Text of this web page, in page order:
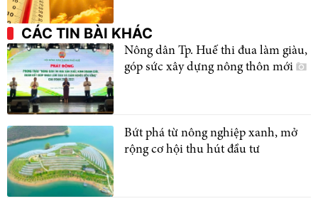
CÁC TIN BÀI KHÁC
Nông dân Tp. Huế thi đua làm giàu,
góp sức xây dựng nông thôn mới
Bứt phá từ nông nghiệp xanh, mở
rộng cơ hội thu hút đầu tư